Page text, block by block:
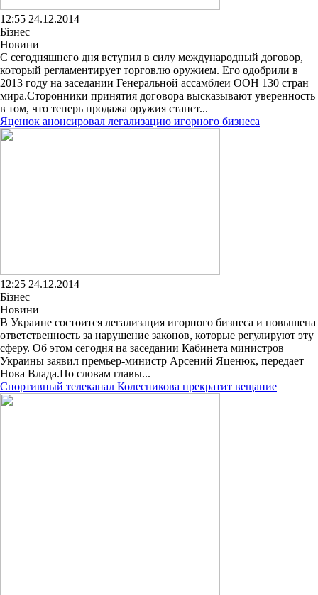
12:55 24.12.2014
Бізнес
Новини
С сегодняшнего дня вступил в силу международный договор,
который регламентирует торговлю оружием. Его одобрили в
2013 году на заседании Генеральной ассамблеи ООН 130 стран
мира.Сторонники принятия договора высказывают уверенность
в том, что теперь продажа оружия станет...
Яценюк анонсировал легализацию игорного бизнеса
12:25 24.12.2014
Бізнес
Новини
В Украине состоится легализация игорного бизнеса и повышена
ответственность за нарушение законов, которые регулируют эту
сферу. Об этом сегодня на заседании Кабинета министров
Украины заявил премьер-министр Арсений Яценюк, передает
Нова Влада.По словам главы...
Спортивный телеканал Колесникова прекратит вещание